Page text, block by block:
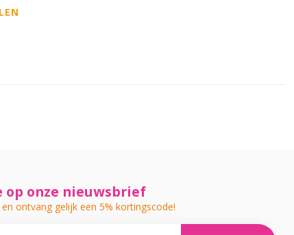
op onze nieuwsbrief
ontvang gelijk een 5% kortingscode!